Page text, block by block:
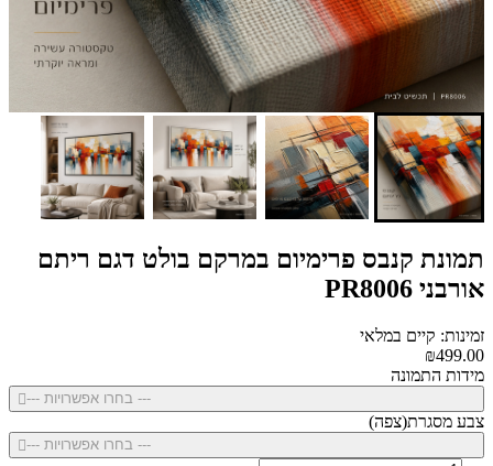
תמונת קנבס פרימיום במרקם בולט דגם ריתם
אורבני PR8006
זמינות: קיים במלאי
₪499.00
מידות התמונה
--- בחרו אפשרויות ---
צבע מסגרת(צפה)
--- בחרו אפשרויות ---